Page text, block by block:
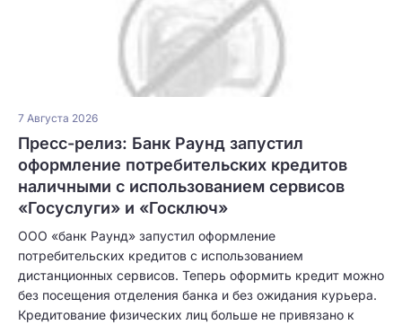
7 Августа 2026
Пресс-релиз: Банк Раунд запустил
оформление потребительских кредитов
наличными с использованием сервисов
«Госуслуги» и «Госключ»
ООО «банк Раунд» запустил оформление
потребительских кредитов с использованием
дистанционных сервисов. Теперь оформить кредит можно
без посещения отделения банка и без ожидания курьера.
Кредитование физических лиц больше не привязано к